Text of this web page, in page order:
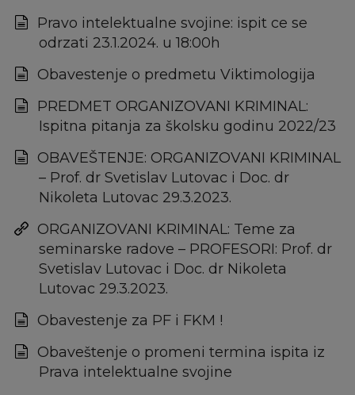
Pravo intelektualne svojine: ispit ce se
odrzati 23.1.2024. u 18:00h
Obavestenje o predmetu Viktimologija
PREDMET ORGANIZOVANI KRIMINAL:
Ispitna pitanja za školsku godinu 2022/23
OBAVEŠTENJE: ORGANIZOVANI KRIMINAL
– Prof. dr Svetislav Lutovac i Doc. dr
Nikoleta Lutovac 29.3.2023.
ORGANIZOVANI KRIMINAL: Teme za
seminarske radove – PROFESORI: Prof. dr
Svetislav Lutovac i Doc. dr Nikoleta
Lutovac 29.3.2023.
Obavestenje za PF i FKM !
Obaveštenje o promeni termina ispita iz
Prava intelektualne svojine